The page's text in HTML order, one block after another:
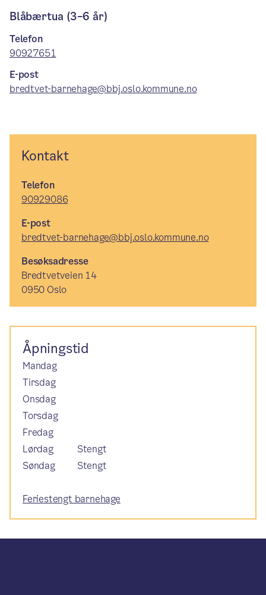
Blåbærtua (3–6 år)
Telefon
90927651
E-post
bredtvet-barnehage@bbj.oslo.kommune.no
Kontakt
Telefon
90929086
E-post
bredtvet-barnehage@bbj.oslo.kommune.no
Besøksadresse
Bredtvetveien 14
0950 Oslo
Åpningstid
Mandag
Tirsdag
Onsdag
Torsdag
Fredag
Lørdag
Stengt
Søndag
Stengt
Feriestengt barnehage